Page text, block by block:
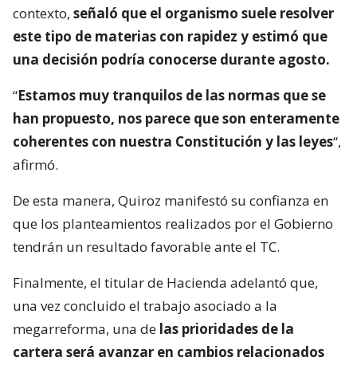
contexto, señaló que el organismo suele resolver
este tipo de materias con rapidez y estimó que
una decisión podría conocerse durante agosto.
“Estamos muy tranquilos de las normas que se
han propuesto, nos parece que son enteramente
coherentes con nuestra Constitución y las leyes“,
afirmó.
De esta manera, Quiroz manifestó su confianza en
que los planteamientos realizados por el Gobierno
tendrán un resultado favorable ante el TC.
Finalmente, el titular de Hacienda adelantó que,
una vez concluido el trabajo asociado a la
megarreforma, una de las prioridades de la
cartera será avanzar en cambios relacionados